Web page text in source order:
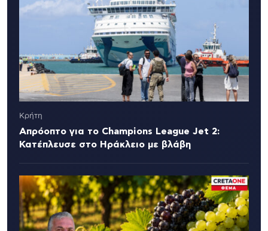
Κρήτη
Απρόοπτο για το Champions League Jet 2:
Κατέπλευσε στο Ηράκλειο με βλάβη